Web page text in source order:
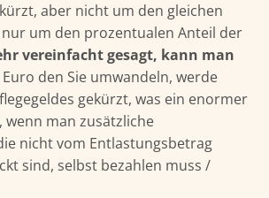
aber nicht um den gleichen
um den prozentualen Anteil der
vereinfacht gesagt, kann man
den Sie umwandeln, werde
gekürzt, was ein enormer
man zusätzliche
nicht vom Entlastungsbetrag
sind, selbst bezahlen muss /